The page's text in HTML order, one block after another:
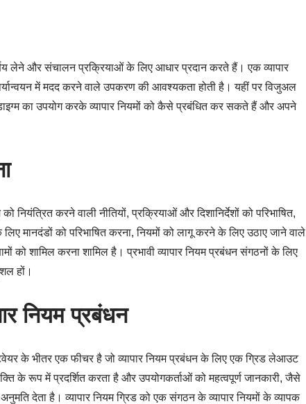
लेने और संचालन प्रक्रियाओं के लिए आधार प्रदान करते हैं। एक व्यापार
में मदद करने वाले उपकरण की आवश्यकता होती है। यहीं पर विजुअल
का उपयोग करके व्यापार नियमों को कैसे प्रबंधित कर सकते हैं और अपने
करने वाली नीतियों, प्रक्रियाओं और दिशानिर्देशों को परिभाषित,
मानदंडों को परिभाषित करना, नियमों को लागू करने के लिए उठाए जाने वाले
को शामिल करना शामिल है। प्रभावी व्यापार नियम प्रबंधन संगठनों के लिए
हों।
नियम प्रबंधन
के भीतर एक फीचर है जो व्यापार नियम प्रबंधन के लिए एक ग्रिड लेआउट
के रूप में प्रदर्शित करता है और उपयोगकर्ताओं को महत्वपूर्ण जानकारी, जैसे
देता है। व्यापार नियम ग्रिड को एक संगठन के व्यापार नियमों के व्यापक